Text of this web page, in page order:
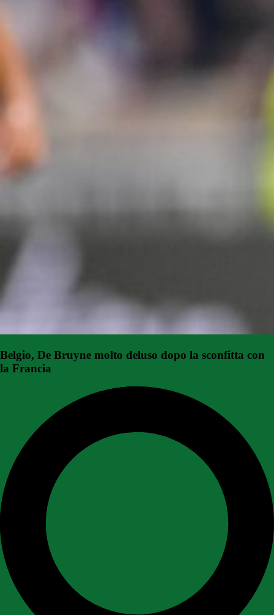
Belgio, De Bruyne molto deluso dopo la sconfitta con
la Francia